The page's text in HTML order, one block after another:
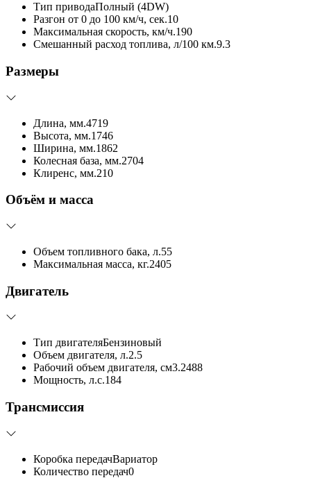
Тип приводаПолный (4DW)
Разгон от 0 до 100 км/ч, сек.10
Максимальная скорость, км/ч.190
Смешанный расход топлива, л/100 км.9.3
Размеры
Длина, мм.4719
Высота, мм.1746
Ширина, мм.1862
Колесная база, мм.2704
Клиренс, мм.210
Объём и масса
Объем топливного бака, л.55
Максимальная масса, кг.2405
Двигатель
Тип двигателяБензиновый
Объем двигателя, л.2.5
Рабочий объем двигателя, см3.2488
Мощность, л.с.184
Трансмиссия
Коробка передачВариатор
Количество передач0